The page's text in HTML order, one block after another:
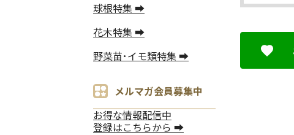
球根特集 ➡
花木特集 ➡
野菜苗･イモ類特集 ➡
メルマガ会員募集中
お得な情報配信中
登録はこちらから ➡